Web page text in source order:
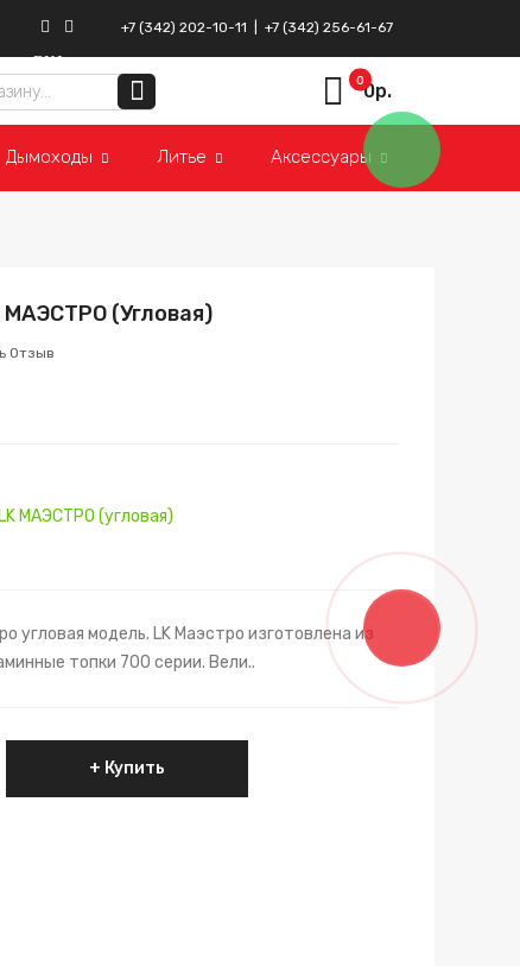
+7 (342) 202-10-11 +7 (342) 256-61-67
ВКонтакте
Instagram
00р.
Дымоходы Литье Аксессуары
МАЭСТРО (угловая)
Отзыв
МАЭСТРО (угловая)
угловая модель. LK Маэстро изготовлена из
топки 700 серии. Вели..
Купить